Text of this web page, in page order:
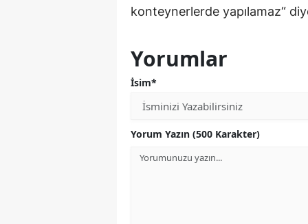
konteynerlerde yapılamaz“
Yorumlar
İsim*
Yorum Yazın (500 Karakter)